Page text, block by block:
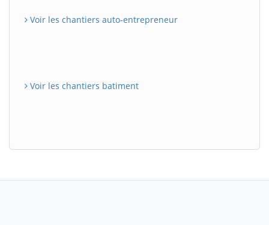
Voir les chantiers auto-entrepreneur
Voir les chantiers batiment